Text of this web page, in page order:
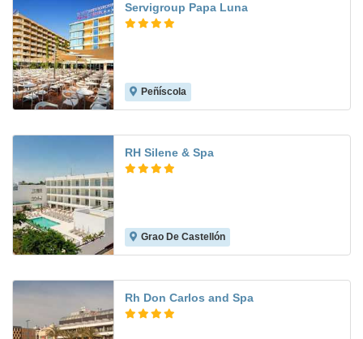
Servigroup Papa Luna
Peñíscola
RH Silene & Spa
Grao De Castellón
Rh Don Carlos and Spa